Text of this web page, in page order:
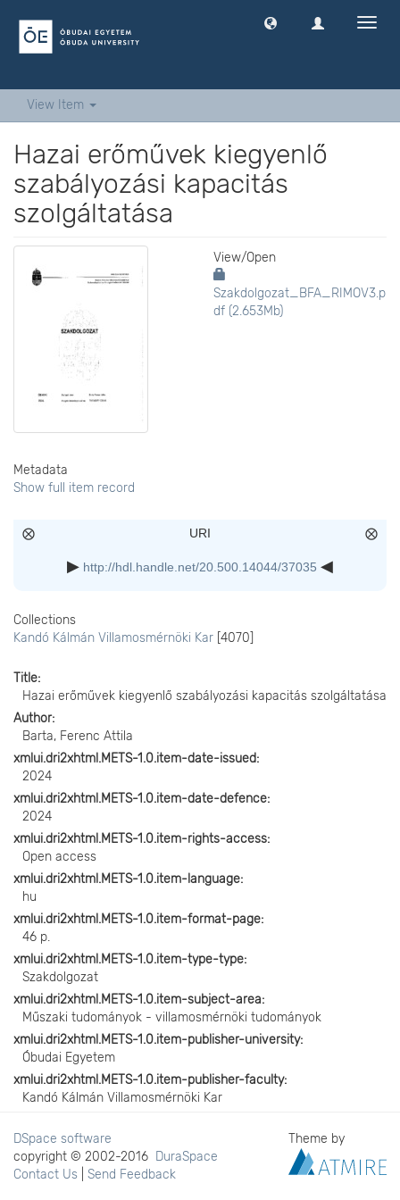
View Item
Hazai erőművek kiegyenlő
szabályozási kapacitás
szolgáltatása
View/Open
Szakdolgozat_BFA_RIMOV3.p
df (2.653Mb)
Metadata
Show full item record
URI
http://hdl.handle.net/20.500.14044/37035
Collections
Kandó Kálmán Villamosmérnöki Kar [4070]
Title
Hazai erőművek kiegyenlő szabályozási kapacitás szolgáltatása
Author
Barta, Ferenc Attila
xmlui.dri2xhtml.METS-1.0.item-date-issued
2024
xmlui.dri2xhtml.METS-1.0.item-date-defence
2024
xmlui.dri2xhtml.METS-1.0.item-rights-access
Open access
xmlui.dri2xhtml.METS-1.0.item-language
hu
xmlui.dri2xhtml.METS-1.0.item-format-page
46 p.
xmlui.dri2xhtml.METS-1.0.item-type-type
Szakdolgozat
xmlui.dri2xhtml.METS-1.0.item-subject-area
Műszaki tudományok - villamosmérnöki tudományok
xmlui.dri2xhtml.METS-1.0.item-publisher-university
Óbudai Egyetem
xmlui.dri2xhtml.METS-1.0.item-publisher-faculty
Kandó Kálmán Villamosmérnöki Kar
DSpace software
copyright © 2002-2016 DuraSpace
Contact Us
Send Feedback
Theme by